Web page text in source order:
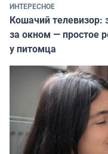
ИНТЕРЕСНОЕ
Кошачий
за окном — простое
у питомца